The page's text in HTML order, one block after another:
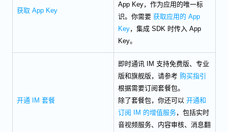
获取 App Key
App Key，作为应用的唯一标
识。你需要 获取应用的 App
Key，集成 SDK 时传入 App
Key。
开通 IM 套餐
即时通讯 IM 支持免费版、专业
版和旗舰版，请参考 购买指引
根据需要订阅套餐包。
除了套餐包，你还可以 开通和
订阅 IM 的增值服务，包括实时
音视频服务、内容审核、消息翻